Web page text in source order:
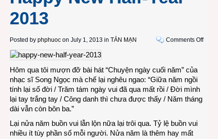
2013
Posted by phphuoc on July 1, 2013 in TẢN MẠN Comments Offon
Hôm qua tôi mượn đỡ bài hát “Chuyện ngày cuối năm” của
nhạc sĩ Song Ngọc mà chế lại nghêu ngao: “Giữa năm ngồi
tính lại sổ đời / Trăm tám ngày vui đã qua mất rồi / Đời mình
lại tay trắng tay / Công danh thì chưa được thấy / Năm tháng
dài vẫn còn bôn ba.”
Lại nửa năm buồn vui lẫn lộn nữa lại trôi qua. Tỷ lệ buồn vui
nhiều ít tùy phần số mỗi người. Nửa năm là thêm hay mất